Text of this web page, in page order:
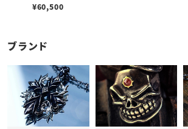
¥60,500
ブランド